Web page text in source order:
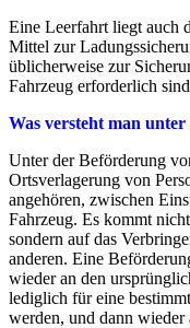
Eine Leerfahrt liegt auch
Mittel zur
üblicherweise zur
Fahrzeug erforderlich
Was versteht man
Unter der Beförderung
Ortsverlagerung von
angehören, zwischen
Fahrzeug. Es kommt
sondern auf das
anderen. Eine
wieder an den
lediglich für eine
werden, und dann wieder